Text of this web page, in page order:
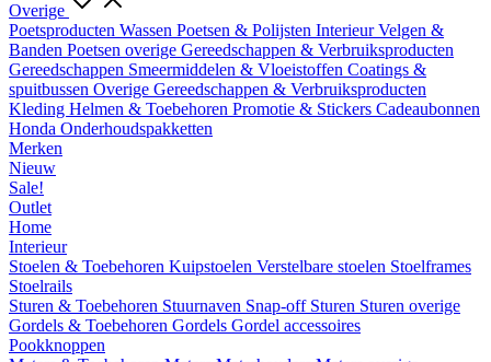
Overige
Poetsproducten Wassen Poetsen & Polijsten InterieurVelgen &
Banden Poetsen overige Gereedschappen & Verbruiksproducten
Gereedschappen Smeermiddelen & Vloeistoffen Coatings &
spuitbussen Overige Gereedschappen & Verbruiksproducten
Kleding Helmen & Toebehoren Promotie & Stickers Cadeaubonnen
Honda Onderhoudspakketten
Merken
Nieuw
Sale!
Outlet
Home
Interieur
Stoelen & Toebehoren Kuipstoelen Verstelbare stoelen Stoelframes
Stoelrails
Sturen & Toebehoren Stuurnaven Snap-off Sturen Sturen overige
Gordels & Toebehoren Gordels Gordel accessoires
Pookknoppen